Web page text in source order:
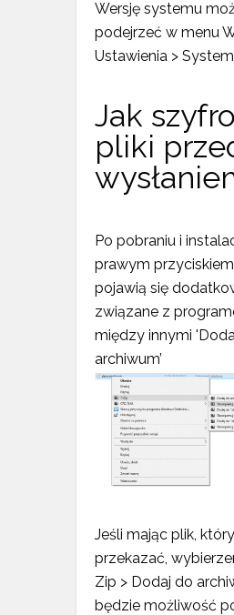
Wersję systemu
podejrzeć w menu
Ustawienia > System
Jak
pliki
Po pobraniu i
prawym
pojawią się
związane z
między innymi
archiwum’
Jeśli mając plik,
przekazać,
Zip > Dodaj do
będzie możliwość